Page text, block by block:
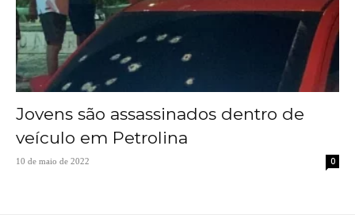
Jovens são assassinados dentro de
veículo em Petrolina
10 de maio de 2022 0